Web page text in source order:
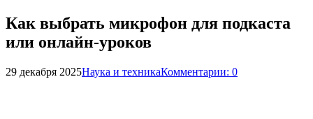
Как выбрать микрофон для подкаста
или онлайн-уроков
29 декабря 2025Наука и техникаКомментарии: 0